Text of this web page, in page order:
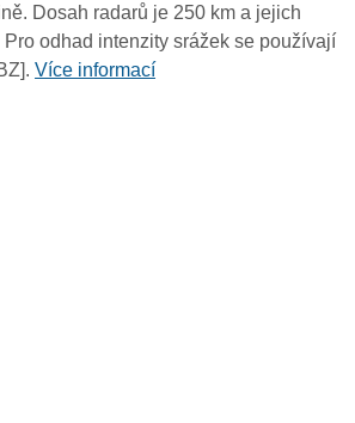
05:10
05:00
Dosah radarů je 250 km a jejich
odhad intenzity srážek se používají
Více informací